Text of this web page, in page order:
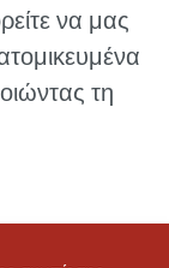
να μας
τη